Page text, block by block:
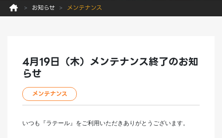
お知らせ メンテナンス
4月19日（木）メンテナンス終了のお知
らせ
メンテナンス
いつも『ラテール』をご利用いただきありがとうございます。